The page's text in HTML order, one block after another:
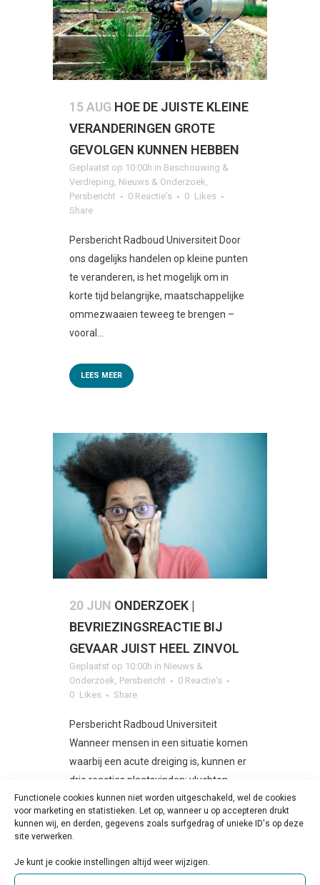
Functionele cookies kunnen niet worden uitgeschakeld, wel de cookies
voor marketing en statistieken. Let op, wanneer u op accepteren drukt
kunnen wij, en derden, gegevens zoals surfgedrag of unieke ID's op deze
site verwerken.
Je kunt je cookie instellingen altijd weer wijzigen.
15 AUG HOE DE JUISTE KLEINE
VERANDERINGEN GROTE
GEVOLGEN KUNNEN HEBBEN
Geplaatst op 10:00h in Beschouwing &
Verdieping Nieuws & Onderzoek
Persbericht
0 Reactie's 0 Likes
Share
Persbericht Radboud Universiteit Door
ons dagelijks handelen op kleine punten
te veranderen, is het mogelijk om in
korte tijd belangrijke, maatschappelijke
ommezwaaien teweeg te brengen –
vooral...
LEES MEER
20 JUN ONDERZOEK |
BEVRIEZINGSREACTIE BIJ
GEVAAR JUIST HEEL ZINVOL
Geplaatst op 10:00h in Nieuws &
Onderzoek, Persbericht
0 Reactie's
0 Likes Share
Persbericht Radboud Universiteit
Wanneer mensen in een situatie komen
waarbij een acute dreiging is, kunnen er
drie reacties plaatsvinden: vluchten,
vechten of bevriezen. Uit
promotieonderzoek van Felix...
LEES MEER